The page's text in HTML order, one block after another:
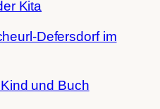
Defersdorf im